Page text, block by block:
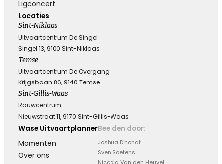
Ligconcert
Locaties
Sint-Niklaas
Uitvaartcentrum De Singel
Singel 13, 9100 Sint-Niklaas
Temse
Uitvaartcentrum De Overgang
Krijgsbaan 86, 9140 Temse
Sint-Gillis-Waas
Rouwcentrum
Nieuwstraat 11, 9170 Sint-Gillis-Waas
Wase Uitvaartplanner
Momenten
Over ons
Beelden door:
Joshua D'hondt
Sven Soetens
Niccola Van den Heuvel